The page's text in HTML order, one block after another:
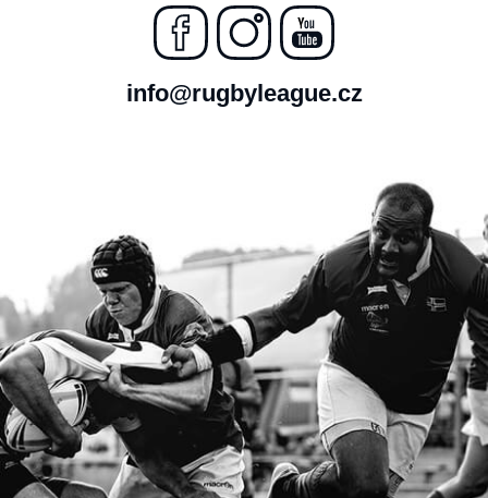
info@rugbyleague.cz